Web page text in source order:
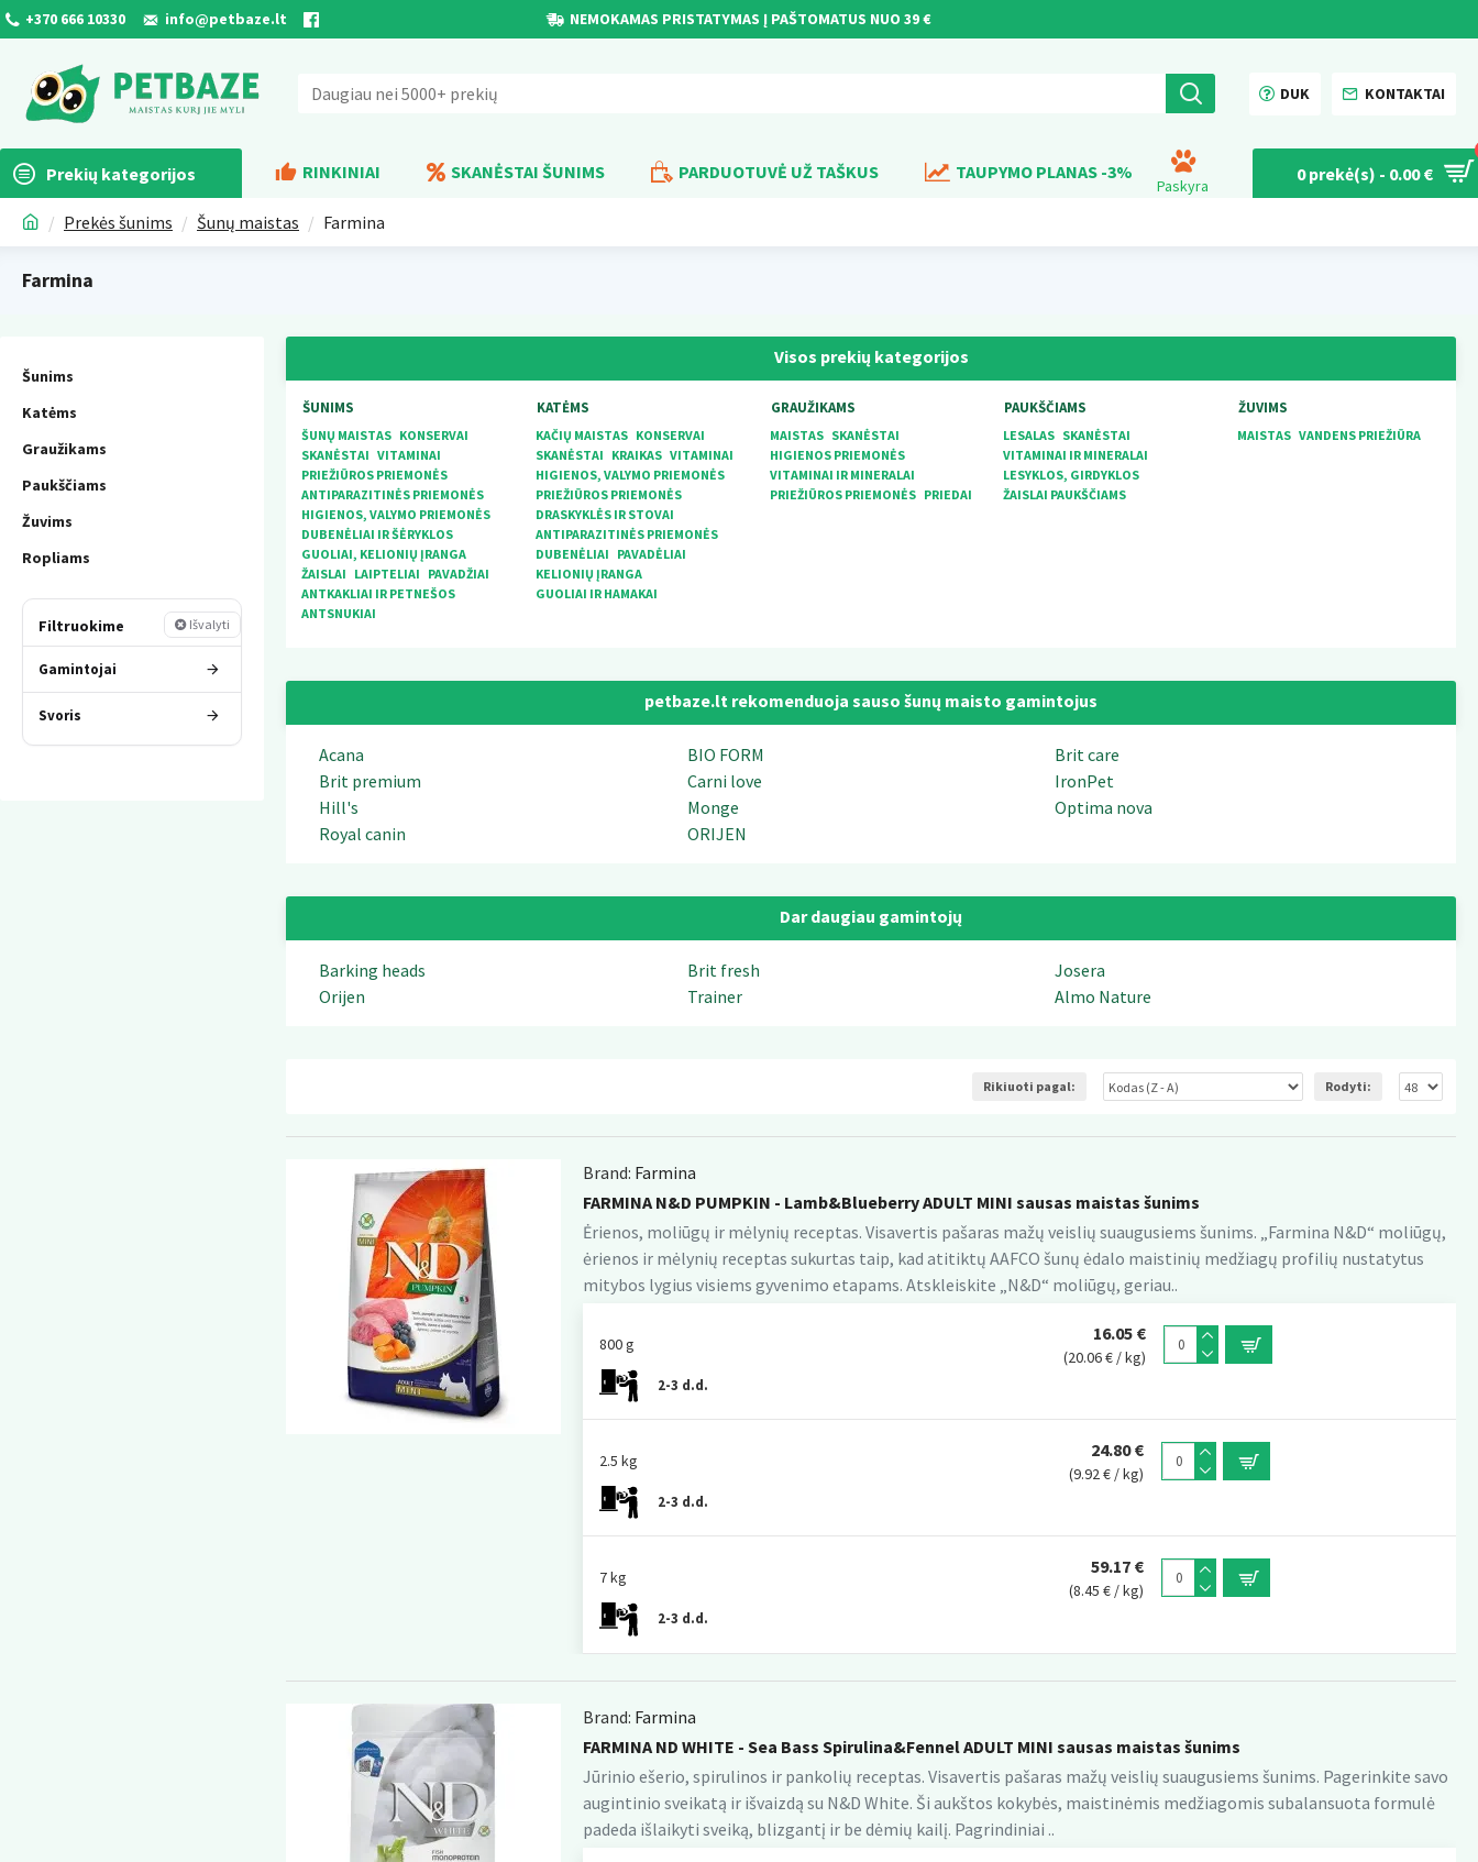
+370 666 10330 info@petbaze.lt NEMOKAMAS PRISTATYMAS Į PAŠTOMATUS NUO 39 €
DUK KONTAKTAI
Prekių kategorijos RINKINIAI SKANĖSTAI ŠUNIMS PARDUOTUVĖ UŽ TAŠKUS TAUPYMO PLANAS -3%
Paskyra
0 prekė(s) - 0.00 €
Prekės šunims Šunų maistas Farmina
Farmina
Šunims
Katėms
Graužikams
Paukščiams
Žuvims
Ropliams
Filtruokime Išvalyti
Gamintojai
Svoris
Visos prekių kategorijos
ŠUNIMS
ŠUNŲ MAISTAS KONSERVAI
SKANĖSTAI VITAMINAI
PRIEŽIŪROS PRIEMONĖS
ANTIPARAZITINĖS PRIEMONĖS
HIGIENOS, VALYMO PRIEMONĖS
DUBENĖLIAI IR ŠĖRYKLOS
GUOLIAI, KELIONIŲ ĮRANGA
ŽAISLAI LAIPTELIAI PAVADŽIAI
ANTKAKLIAI IR PETNEŠOS
ANTSNUKIAI
KATĖMS
KAČIŲ MAISTAS KONSERVAI
SKANĖSTAI KRAIKAS VITAMINAI
HIGIENOS, VALYMO PRIEMONĖS
PRIEŽIŪROS PRIEMONĖS
DRASKYKLĖS IR STOVAI
ANTIPARAZITINĖS PRIEMONĖS
DUBENĖLIAI PAVADĖLIAI
KELIONIŲ ĮRANGA
GUOLIAI IR HAMAKAI
GRAUŽIKAMS
MAISTAS SKANĖSTAI
HIGIENOS PRIEMONĖS
VITAMINAI IR MINERALAI
PRIEŽIŪROS PRIEMONĖS PRIEDAI
PAUKŠČIAMS
LESALAS SKANĖSTAI
VITAMINAI IR MINERALAI
LESYKLOS, GIRDYKLOS
ŽAISLAI PAUKŠČIAMS
ŽUVIMS
MAISTAS VANDENS PRIEŽIŪRA
petbaze.lt rekomenduoja sauso šunų maisto gamintojus
Acana BIO FORM
Brit care
Brit premium
Carni love
IronPet
Hill's
Monge
Optima nova
Royal canin
ORIJEN
Dar daugiau gamintojų
Barking heads Brit fresh
Josera
Orijen
Trainer Almo Nature
Rikiuoti pagal: Rodyti:
Brand: Farmina
FARMINA N&D PUMPKIN - Lamb&Blueberry ADULT MINI sausas maistas šunims
Ėrienos, moliūgų ir mėlynių receptas. Visavertis pašaras mažų veislių suaugusiems šunims. „Farmina N&D“ moliūgų,
ėrienos ir mėlynių receptas sukurtas taip, kad atitiktų AAFCO šunų ėdalo maistinių medžiagų profilių nustatytus
mitybos lygius visiems gyvenimo etapams. Atskleiskite „N&D“ moliūgų, geriau..
800 g
2-3 d.d.
16.05 €
(20.06 € / kg)
2.5 kg
2-3 d.d.
24.80 €
(9.92 € / kg)
7 kg
2-3 d.d.
59.17 €
(8.45 € / kg)
Brand: Farmina
FARMINA ND WHITE - Sea Bass Spirulina&Fennel ADULT MINI sausas maistas šunims
Jūrinio ešerio, spirulinos ir pankolių receptas. Visavertis pašaras mažų veislių suaugusiems šunims. Pagerinkite savo
augintinio sveikatą ir išvaizdą su N&D White. Ši aukštos kokybės, maistinėmis medžiagomis subalansuota formulė
padeda išlaikyti sveiką, blizgantį ir be dėmių kailį. Pagrindiniai ..